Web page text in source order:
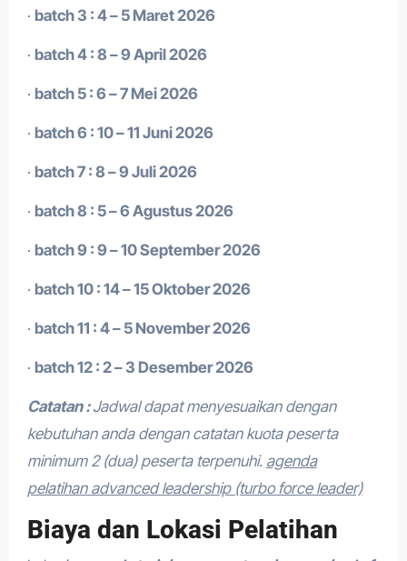
· batch 3 : 4 – 5 Maret 2026
· batch 4 : 8 – 9 April 2026
· batch 5 : 6 – 7 Mei 2026
· batch 6 : 10 – 11 Juni 2026
· batch 7 : 8 – 9 Juli 2026
· batch 8 : 5 – 6 Agustus 2026
· batch 9 : 9 – 10 September 2026
· batch 10 : 14 – 15 Oktober 2026
· batch 11 : 4 – 5 November 2026
· batch 12 : 2 – 3 Desember 2026
Catatan :Jadwal dapat menyesuaikan dengan
kebutuhan anda dengan catatan kuota peserta
minimum 2 (dua) peserta terpenuhi. agenda
pelatihan advanced leadership (turbo force leader)
Biaya dan Lokasi Pelatihan